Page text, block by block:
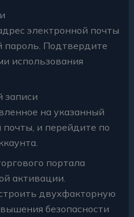
электронной почты
Подтвердите
использования
записи
на указанный
и перейдите по
портала
активации.
двухфакторную
безопасности